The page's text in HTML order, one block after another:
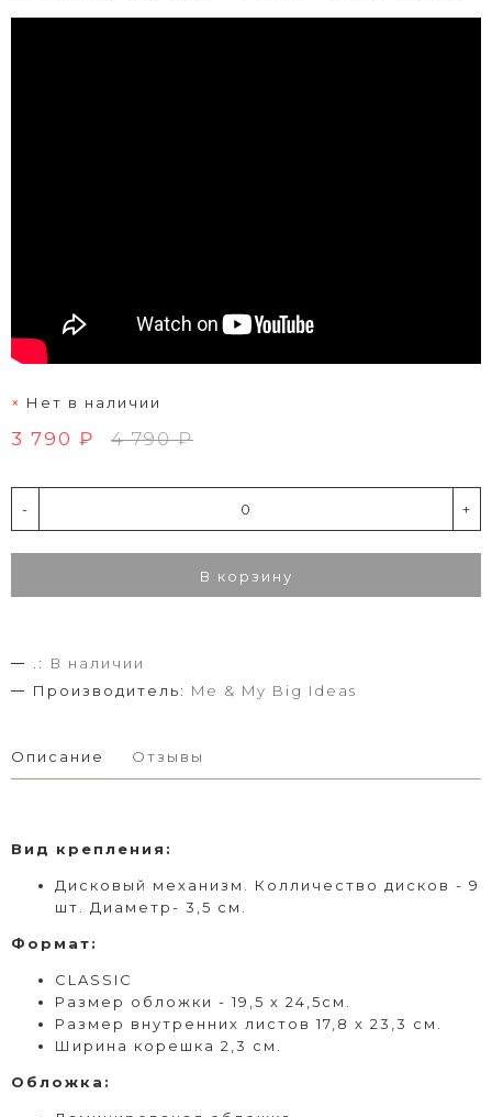
Нет в наличии
3 790 ₽ 4 790 ₽
- +
В корзину
.:
В наличии
Производитель: Me & My Big Ideas
Описание Отзывы
Вид крепления :
Дисковый механизм. Колличество дисков - 9
шт. Диаметр- 3,5 см.
Формат:
CLASSIC
Размер обложки - 19,5 х 24,5см.
Размер внутренних листов 17,8 х 23,3 см.
Ширина корешка 2,3 см.
Обложка: